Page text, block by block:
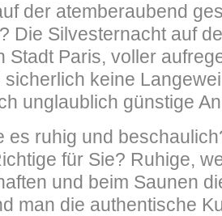
der atemberaubend
Die Silvesternacht auf
Stadt Paris, voller
keine
unglaublich günstige
es ruhig und
für Sie? Ruhige,
und beim Saunen
man die authentische